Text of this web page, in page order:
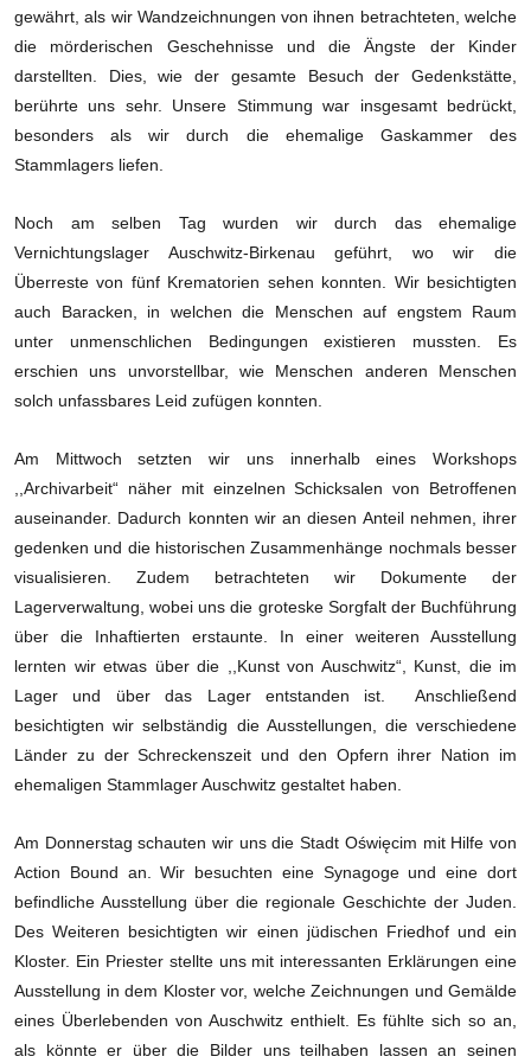
gewährt, als wir Wandzeichnungen von ihnen betrachteten, welche
die mörderischen Geschehnisse und die Ängste der Kinder
darstellten. Dies, wie der gesamte Besuch der Gedenkstätte,
berührte uns sehr. Unsere Stimmung war insgesamt bedrückt,
besonders als wir durch die ehemalige Gaskammer des
Stammlagers liefen.
Noch am selben Tag wurden wir durch das ehemalige
Vernichtungslager Auschwitz-Birkenau geführt, wo wir die
Überreste von fünf Krematorien sehen konnten. Wir besichtigten
auch Baracken, in welchen die Menschen auf engstem Raum
unter unmenschlichen Bedingungen existieren mussten. Es
erschien uns unvorstellbar, wie Menschen anderen Menschen
solch unfassbares Leid zufügen konnten.
Am Mittwoch setzten wir uns innerhalb eines Workshops
,,Archivarbeit“ näher mit einzelnen Schicksalen von Betroffenen
auseinander. Dadurch konnten wir an diesen Anteil nehmen, ihrer
gedenken und die historischen Zusammenhänge nochmals besser
visualisieren. Zudem betrachteten wir Dokumente der
Lagerverwaltung, wobei uns die groteske Sorgfalt der Buchführung
über die Inhaftierten erstaunte. In einer weiteren Ausstellung
lernten wir etwas über die ,,Kunst von Auschwitz“, Kunst, die im
Lager und über das Lager entstanden ist. Anschließend
besichtigten wir selbständig die Ausstellungen, die verschiedene
Länder zu der Schreckenszeit und den Opfern ihrer Nation im
ehemaligen Stammlager Auschwitz gestaltet haben.
Am Donnerstag schauten wir uns die Stadt Oświęcim mit Hilfe von
Action Bound an. Wir besuchten eine Synagoge und eine dort
befindliche Ausstellung über die regionale Geschichte der Juden.
Des Weiteren besichtigten wir einen jüdischen Friedhof und ein
Kloster. Ein Priester stellte uns mit interessanten Erklärungen eine
Ausstellung in dem Kloster vor, welche Zeichnungen und Gemälde
eines Überlebenden von Auschwitz enthielt. Es fühlte sich so an,
als könnte er über die Bilder uns teilhaben lassen an seinen